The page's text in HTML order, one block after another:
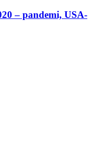
– pandemi, USA-